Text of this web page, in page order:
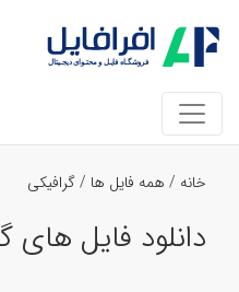
خانه / همه فایل ها /گرافیکی
دانلود فایل های